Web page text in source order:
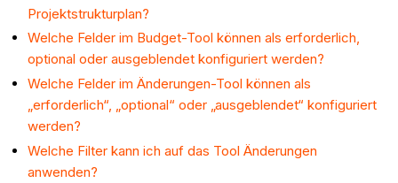
Projektstrukturplan?
Welche Felder im Budget-Tool können als erforderlich,
optional oder ausgeblendet konfiguriert werden?
Welche Felder im Änderungen-Tool können als
„erforderlich“, „optional“ oder „ausgeblendet“ konfiguriert
werden?
Welche Filter kann ich auf das Tool Änderungen
anwenden?